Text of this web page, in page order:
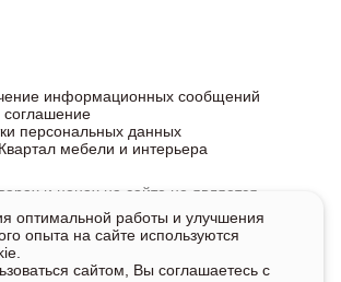
мебели и интерьера
информационных сообщений
соглашение
персональных данных
и ценах на сайте не является
носит исключительно информационный
информации о наличии
товаров и услуг напишите или
оптимальной работы и улучшения
опыта на сайте используются
сайтом, Вы соглашаетесь с